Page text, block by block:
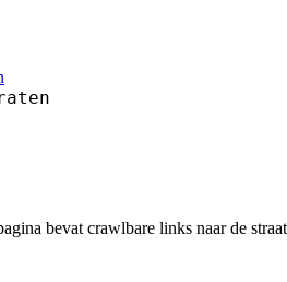
bevat crawlbare links naar de